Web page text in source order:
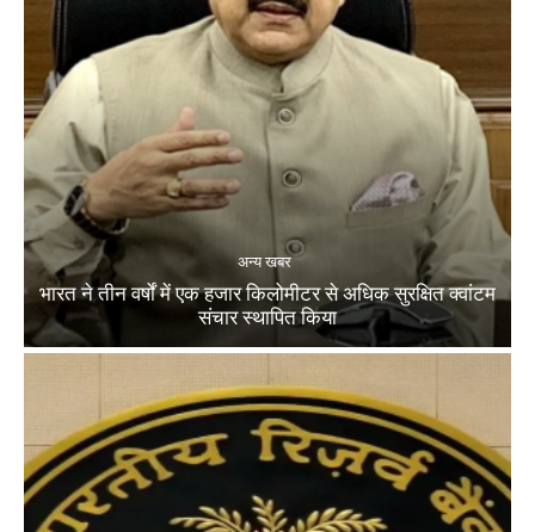
अन्य खबर
भारत ने तीन वर्षों में एक हजार किलोमीटर से अधिक सुरक्षित क्वांटम
संचार स्थापित किया